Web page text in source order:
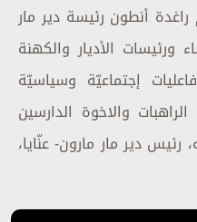
راغدة أنطون رئيسة دير مار
الأديار والكهنة
إجتماعيّة وسياسيّة
والاخوة الدارسين
رئيس دير مار مارون- عنّايا،